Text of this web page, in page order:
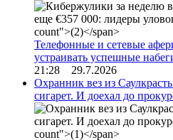
Телефонные и сетевые
устраивать успешные
21:28 29.7.2026
Охранник вез из
сигарет. И доехал до